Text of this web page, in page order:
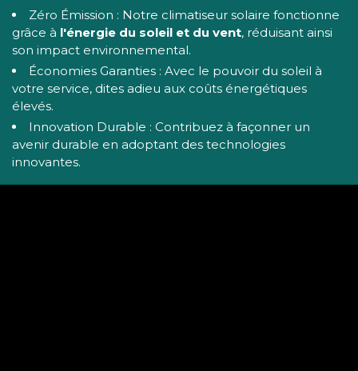
Zéro Émission : Notre climatiseur solaire fonctionne
grâce à l'énergie du soleil et du vent, réduisant ainsi
son impact environnemental.
Économies Garanties : Avec le pouvoir du soleil à
votre service, dites adieu aux coûts énergétiques
élevés.
Innovation Durable : Contribuez à façonner un
avenir durable en adoptant des technologies
innovantes.